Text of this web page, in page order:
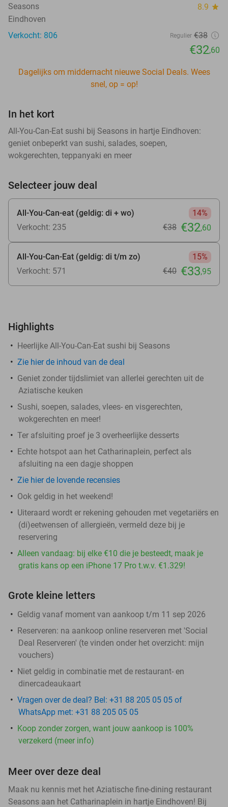
Seasons 8.9 star
Eindhoven
Verkocht: 806
Regulier €38
€32,60
Dagelijks om middernacht nieuwe Social Deals. Wees
snel, op = op!
In het kort
All-You-Can-Eat sushi bij Seasons in hartje Eindhoven:
geniet onbeperkt van sushi, salades, soepen,
wokgerechten, teppanyaki en meer
Selecteer jouw deal
All-You-Can-eat (geldig: di + wo)
14%
Verkocht: 235
€38 €32,60
All-You-Can-Eat (geldig: di t/m zo)
15%
Verkocht: 571
€40 €33,95
Highlights
Heerlijke All-You-Can-Eat sushi bij Seasons
Zie hierde inhoud van de deal
Geniet zonder tijdslimiet van allerlei gerechten uit de
Aziatische keuken
Sushi, soepen, salades, vlees- en visgerechten,
wokgerechten en meer!
Ter afsluiting proef je 3 overheerlijke desserts
Echte hotspot aan het Catharinaplein, perfect als
afsluiting na een dagje shoppen
Zie hier de lovende recensies
Ook geldig in het weekend!
Uiteraard wordt er rekening gehouden met vegetariërs en
(di)eetwensen of allergieën, vermeld deze bij je
reservering
Alleen vandaag: bij elke €10 die je besteedt, maak je
gratis kans op een iPhone 17 Pro t.w.v. €1.329!
Grote kleine letters
Geldig vanaf moment van aankoop t/m 11 sep 2026
Reserveren: na aankoop online reserveren met 'Social
Deal Reserveren' (te vinden onder het overzicht: mijn
vouchers)
Niet geldig in combinatie met de restaurant- en
dinercadeaukaart
Vragen over de deal? Bel: +31 88 205 05 05 of
WhatsApp met: +31 88 205 05 05
Koop zonder zorgen, want jouw aankoop is 100%
verzekerd (meer info)
Meer over deze deal
Maak nu kennis met het Aziatische fine-dining restaurant
Seasons aan het Catharinaplein in hartje Eindhoven! Bij